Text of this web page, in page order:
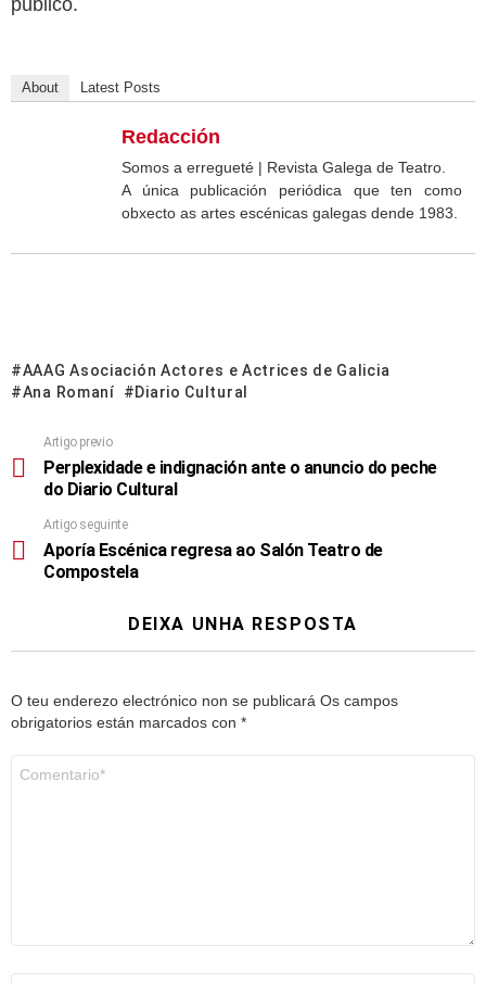
About Latest Posts
Redacción
Somos a erregueté | Revista Galega de Teatro.
A única publicación periódica que ten como
obxecto as artes escénicas galegas dende 1983.
AAAG Asociación Actores e Actrices de Galicia
Ana Romaní
Diario Cultural
Artigo previo
Perplexidade e indignación ante o anuncio do peche
do Diario Cultural
Artigo seguinte
Aporía Escénica regresa ao Salón Teatro de
Compostela
DEIXA UNHA RESPOSTA
O teu enderezo electrónico non se publicará Os campos
obrigatorios están marcados con *